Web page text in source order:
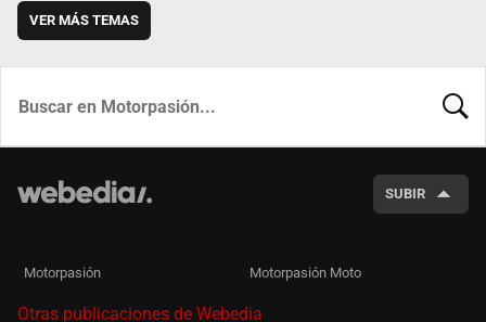
VER MÁS TEMAS
SUBIR
Motorpasión Motorpasión Moto
Otras publicaciones de Webedia